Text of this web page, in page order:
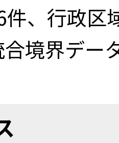
、行政区
境界デー